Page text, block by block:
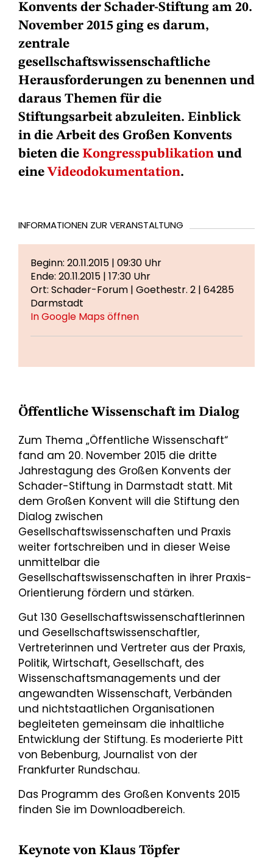
Konvents der Schader-Stiftung am 20.
November 2015 ging es darum,
zentrale
gesellschaftswissenschaftliche
Herausforderungen zu benennen und
daraus Themen für die
Stiftungsarbeit abzuleiten. Einblick
in die Arbeit des Großen Konvents
bieten die Kongresspublikation und
eineVideodokumentation.
INFORMATIONEN ZUR VERANSTALTUNG
Beginn: 20.11.2015 | 09:30 Uhr
Ende: 20.11.2015 | 17:30 Uhr
Ort: Schader-Forum | Goethestr. 2 | 64285
Darmstadt
In Google Maps öffnen
Öffentliche Wissenschaft im Dialog
Zum Thema „Öffentliche Wissenschaft“
fand am 20. November 2015 die dritte
Jahrestagung des Großen Konvents der
Schader-Stiftung in Darmstadt statt. Mit
dem Großen Konvent will die Stiftung den
Dialog zwischen
Gesellschaftswissenschaften und Praxis
weiter fortschreiben und in dieser Weise
unmittelbar die
Gesellschaftswissenschaften in ihrer Praxis-
Orientierung fördern und stärken.
Gut 130 Gesellschaftswissenschaftlerinnen
und Gesellschaftswissenschaftler,
Vertreterinnen und Vertreter aus der Praxis,
Politik, Wirtschaft, Gesellschaft, des
Wissenschaftsmanagements und der
angewandten Wissenschaft, Verbänden
und nichtstaatlichen Organisationen
begleiteten gemeinsam die inhaltliche
Entwicklung der Stiftung. Es moderierte Pitt
von Bebenburg, Journalist von der
Frankfurter Rundschau.
Das Programm des Großen Konvents 2015
finden Sie im Downloadbereich.
Keynote von Klaus Töpfer